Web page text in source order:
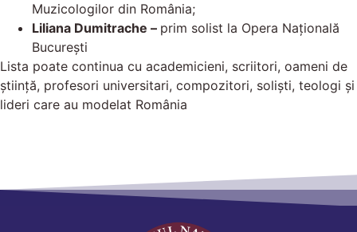
Muzicologilor din România;
Liliana Dumitrache – prim solist la Opera Națională
București
Lista poate continua cu academicieni, scriitori, oameni de
știință, profesori universitari, compozitori, soliști, teologi și
lideri care au modelat România